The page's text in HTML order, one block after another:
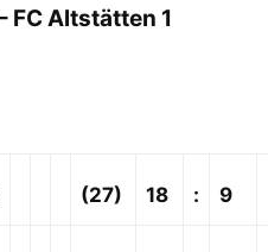
FC Altstätten 1
(27) 18 : 9